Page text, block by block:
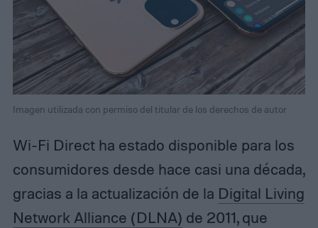
Imagen utilizada con permiso del titular de los derechos de autor
Wi-Fi Direct ha estado disponible para los
consumidores desde hace casi una década,
gracias a la actualización de la Digital Living
Network Alliance (DLNA) de 2011, que